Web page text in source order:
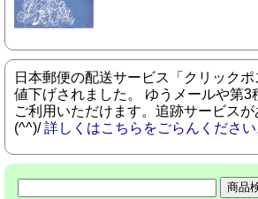
日本郵便の配送サービス「クリック
値下げされました。 ゆうメールや第3
ご利用いただけます。追跡サービスが
(^^)/詳しくはこちらをごらんください